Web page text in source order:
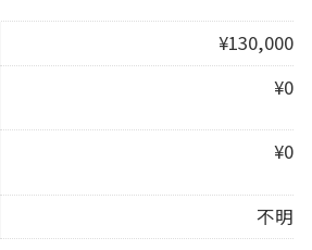
¥130,000
¥0
¥0
不明